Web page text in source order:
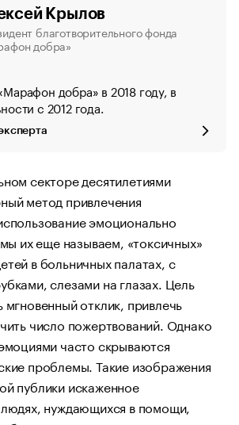
Крылов
благотворительного фонда
добра»
добра» в 2018 году, в
с 2012 года.
секторе десятилетиями
метод привлечения
эмоционально
их еще называем, «токсичных»
в больничных палатах, с
слезами на глазах. Цель
отклик, привлечь
число пожертвований. Однако
часто скрываются
проблемы. Такие изображения
публики искаженное
нуждающихся в помощи,